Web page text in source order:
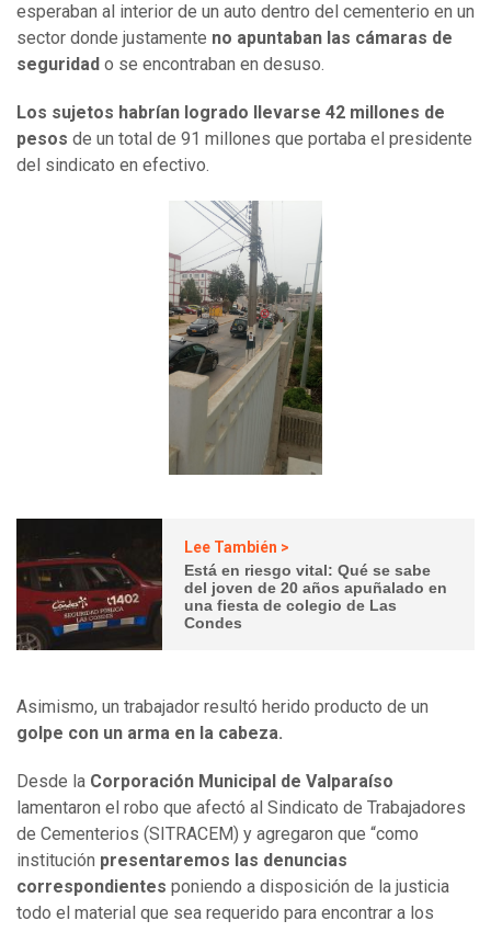
esperaban al interior de un auto dentro del cementerio en un
sector donde justamente no apuntaban las cámaras de
seguridad o se encontraban en desuso.
Los sujetos habrían logrado llevarse 42 millones de
pesos de un total de 91 millones que portaba el presidente
del sindicato en efectivo.
Lee También >
Está en riesgo vital: Qué se sabe
del joven de 20 años apuñalado en
una fiesta de colegio de Las
Condes
Asimismo, un trabajador resultó herido producto de un
golpe con un arma en la cabeza.
Desde la Corporación Municipal de Valparaíso
lamentaron el robo que afectó al Sindicato de Trabajadores
de Cementerios (SITRACEM) y agregaron que “como
institución presentaremos las denuncias
correspondientes poniendo a disposición de la justicia
todo el material que sea requerido para encontrar a los